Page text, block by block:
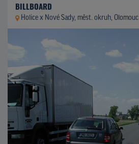
BILLBOARD
Holice x Nové Sady, měst. okruh, Olomouc